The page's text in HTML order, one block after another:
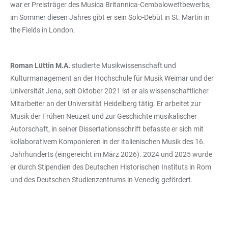
war er Preisträger des Musica Britannica-Cembalowettbewerbs,
im Sommer diesen Jahres gibt er sein Solo-Debüt in St. Martin in
the Fields in London.
Roman Lüttin M.A. studierte Musikwissenschaft und
Kulturmanagement an der Hochschule für Musik Weimar und der
Universität Jena, seit Oktober 2021 ist er als wissenschaftlicher
Mitarbeiter an der Universität Heidelberg tätig. Er arbeitet zur
Musik der Frühen Neuzeit und zur Geschichte musikalischer
Autorschaft, in seiner Dissertationsschrift befasste er sich mit
kollaborativem Komponieren in der italienischen Musik des 16.
Jahrhunderts (eingereicht im März 2026). 2024 und 2025 wurde
er durch Stipendien des Deutschen Historischen Instituts in Rom
und des Deutschen Studienzentrums in Venedig gefördert.